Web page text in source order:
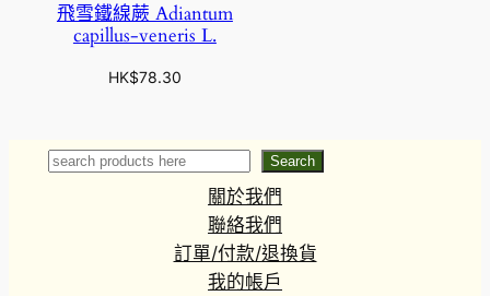
飛雪鐵線蕨 Adiantum
capillus-veneris L.
HK$78.30
Search Search
關於我們
聯絡我們
訂單/付款/退換貨
我的帳戶